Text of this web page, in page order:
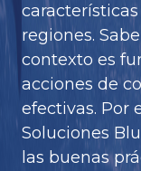
regiones.
contexto es
acciones de
efectivas. Por
Soluciones
las buenas